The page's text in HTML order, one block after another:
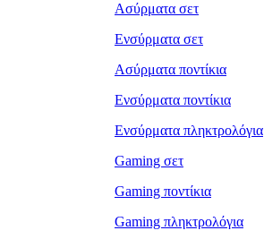
Ασύρματα σετ
Ενσύρματα σετ
Ασύρματα ποντίκια
Ενσύρματα ποντίκια
Ενσύρματα πληκτρολόγια
Gaming σετ
Gaming ποντίκια
Gaming πληκτρολόγια